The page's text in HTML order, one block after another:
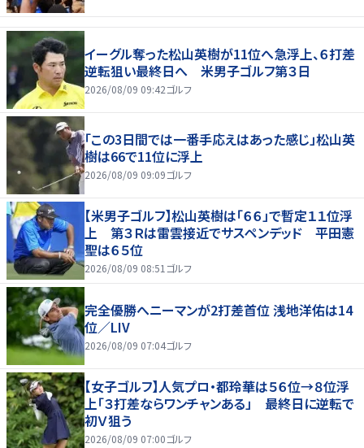
イーグル奪った松山英樹が11位へ急浮上、６打差
逆転狙い最終日へ 米男子ゴルフ第３日
2026/08/09 09:42ゴルフ
「この3日間では一番手応えはあった感じ」松山英
樹は66で11位に浮上
2026/08/09 09:09ゴルフ
【米男子ゴルフ】松山英樹は「６６」で暫定１１位浮
上 第３Ｒは雷雲接近でサスペンデッド 平田憲
聖は６５位
2026/08/09 08:51 ゴルフ
完全優勝へニーマンが2打差首位 浅地洋佑は14
位／LIV
2026/08/09 07:04ゴルフ
【女子ゴルフ】人気プロ・都玲華は５６位→８位浮
上「３打差ならワンチャンある」 最終日に逆転で
初Ｖ狙う
2026/08/09 07:00ゴルフ